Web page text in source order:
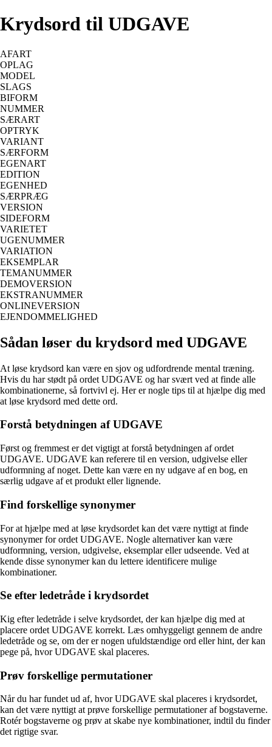
Krydsord til UDGAVE
AFART
OPLAG
MODEL
SLAGS
BIFORM
NUMMER
SÆRART
OPTRYK
VARIANT
SÆRFORM
EGENART
EDITION
EGENHED
SÆRPRÆG
VERSION
SIDEFORM
VARIETET
UGENUMMER
VARIATION
EKSEMPLAR
TEMANUMMER
DEMOVERSION
EKSTRANUMMER
ONLINEVERSION
EJENDOMMELIGHED
Sådan løser du krydsord med UDGAVE
At løse krydsord kan være en sjov og udfordrende mental træning.
Hvis du har stødt på ordet UDGAVE og har svært ved at finde alle
kombinationerne, så fortvivl ej. Her er nogle tips til at hjælpe dig med
at løse krydsord med dette ord.
Forstå betydningen af UDGAVE
Først og fremmest er det vigtigt at forstå betydningen af ordet
UDGAVE. UDGAVE kan referere til en version, udgivelse eller
udformning af noget. Dette kan være en ny udgave af en bog, en
særlig udgave af et produkt eller lignende.
Find forskellige synonymer
For at hjælpe med at løse krydsordet kan det være nyttigt at finde
synonymer for ordet UDGAVE. Nogle alternativer kan være
udformning, version, udgivelse, eksemplar eller udseende. Ved at
kende disse synonymer kan du lettere identificere mulige
kombinationer.
Se efter ledetråde i krydsordet
Kig efter ledetråde i selve krydsordet, der kan hjælpe dig med at
placere ordet UDGAVE korrekt. Læs omhyggeligt gennem de andre
ledetråde og se, om der er nogen ufuldstændige ord eller hint, der kan
pege på, hvor UDGAVE skal placeres.
Prøv forskellige permutationer
Når du har fundet ud af, hvor UDGAVE skal placeres i krydsordet,
kan det være nyttigt at prøve forskellige permutationer af bogstaverne.
Rotér bogstaverne og prøv at skabe nye kombinationer, indtil du finder
det rigtige svar.